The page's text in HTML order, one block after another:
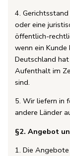
4.
oder eine
öffentlich-
wenn ein
Deutschland
Aufenthalt im
sind.
5. Wir liefern in
andere Länder
§2. Angebot
1. Die